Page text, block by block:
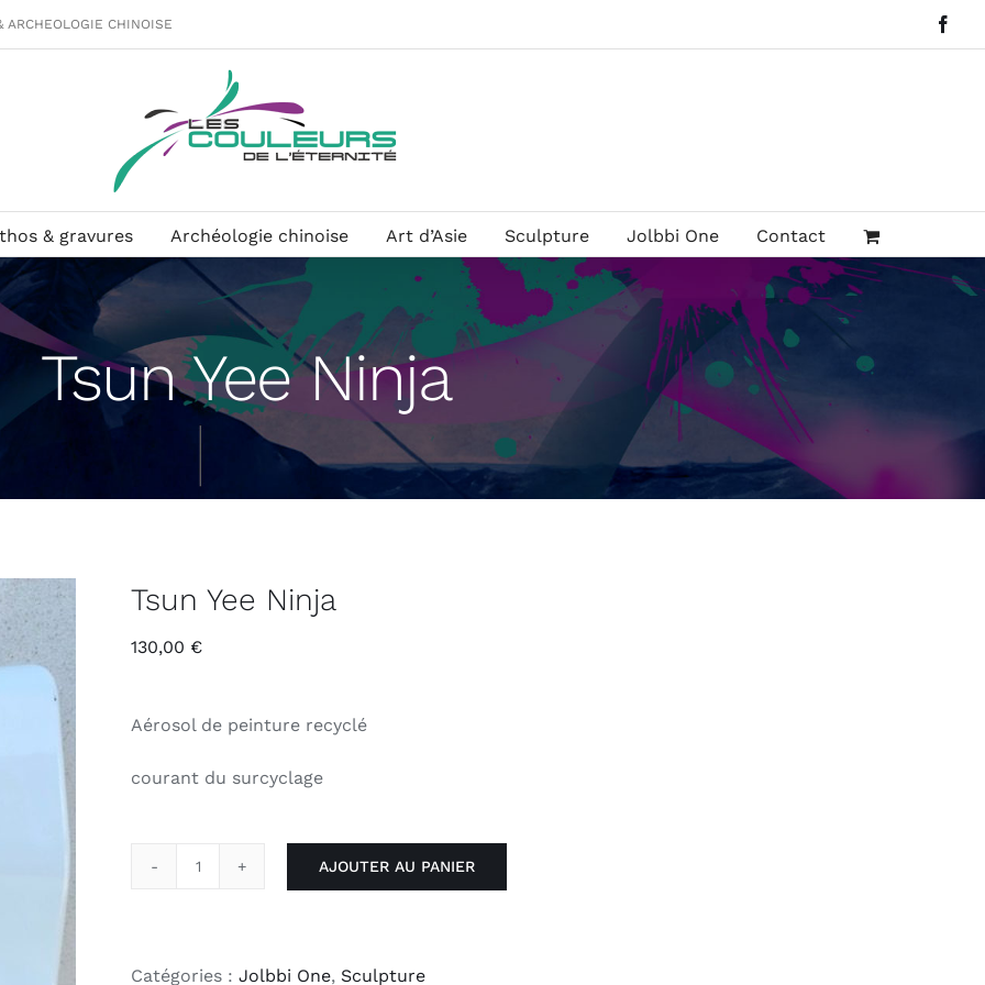
ARCHEOLOGIE CHINOISE
& gravures Archéologie chinoise Art d’Asie Sculpture Jolbbi One Contact
Tsun Yee Ninja
Tsun Yee Ninja
130,00 €
Aérosol de peinture recyclé
courant du surcyclage
Yee
AJOUTER AU PANIER
Catégories : Jolbbi One, Sculpture